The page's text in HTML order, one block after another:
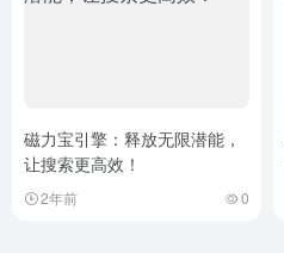
磁力宝引擎：释放无限潜能，
让搜索更高效！
2年前 0